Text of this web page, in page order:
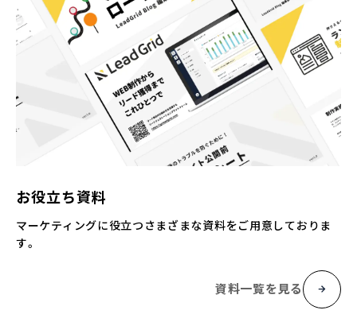
お役立ち資料
マーケティングに役立つさまざまな資料をご用意しておりま
す。
資料一覧を見る